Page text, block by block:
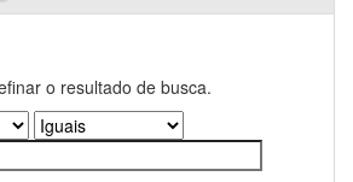
o resultado de busca.